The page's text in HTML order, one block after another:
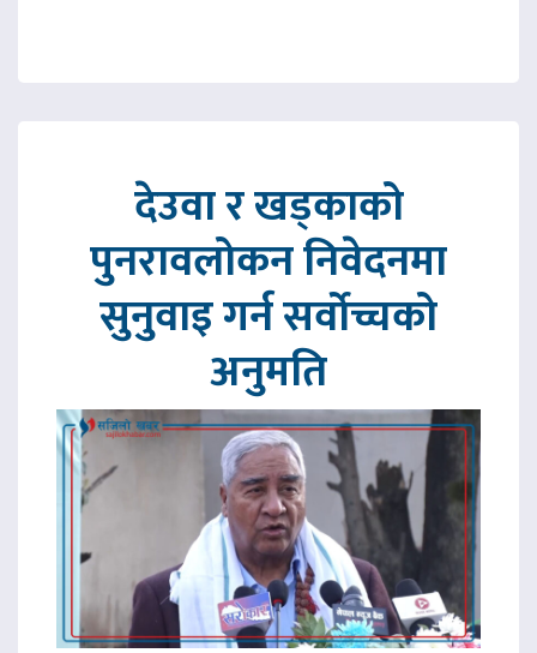
देउवा र खड्काको
पुनरावलोकन निवेदनमा
सुनुवाइ गर्न सर्वोच्चको
अनुमति